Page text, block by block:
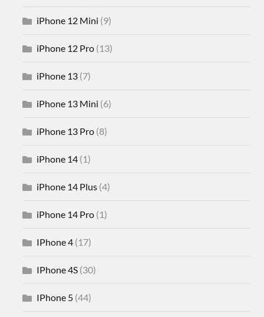
iPhone 12 Mini (9)
iPhone 12 Pro (13)
iPhone 13 (7)
iPhone 13 Mini (6)
iPhone 13 Pro (8)
iPhone 14 (1)
iPhone 14 Plus (4)
iPhone 14 Pro (1)
IPhone 4 (17)
IPhone 4S (30)
IPhone 5 (44)